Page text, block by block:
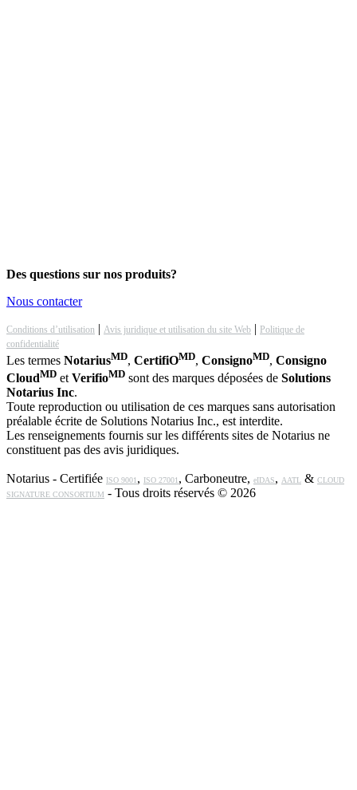
Des questions sur nos produits?
Nous contacter
Conditions d’utilisation | Avis juridique et utilisation du site Web | Politique de
confidentialité
Les termes NotariusMD, CertifiOMD, ConsignoMD, Consigno
CloudMD et VerifioMD sont des marques déposées de Solutions
Notarius Inc.
Toute reproduction ou utilisation de ces marques sans autorisation
préalable écrite de Solutions Notarius Inc., est interdite.
Les renseignements fournis sur les différents sites de Notarius ne
constituent pas des avis juridiques.
Notarius - Certifiée ISO 9001, ISO 27001, Carboneutre, eIDAS, AATL & CLOUD
SIGNATURE CONSORTIUM - Tous droits réservés © 2026